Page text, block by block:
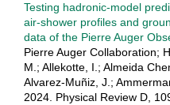
Testing hadronic-model
air-shower profiles and
data of the Pierre Auger
Pierre Auger Collaboration;
M.; Allekotte, I.; Almeida
Alvarez-Muñiz, J.;
2024. Physical Review D,